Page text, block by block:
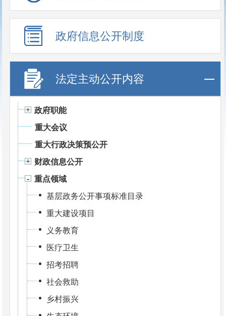
政府信息公开制度
法定主动公开内容
政府职能
重大会议
重大行政决策预公开
财政信息公开
重点领域
基层政务公开事项标准目录
重大建设项目
义务教育
医疗卫生
招考招聘
社会救助
乡村振兴